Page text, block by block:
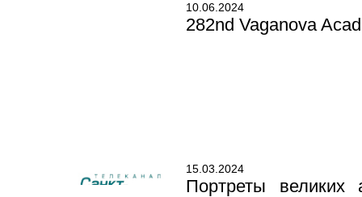
10.06.2024
282nd Vaganova
15.03.2024
Портреты великих